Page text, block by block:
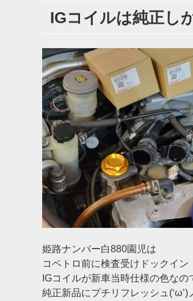
IGコイルは純正し
姫路ナンバー白880園児は
コペトロ前に検査受けドックイン
IGコイルが新車当時仕様の色なの
純正新品にプチリフレッシュ(‘ω’)